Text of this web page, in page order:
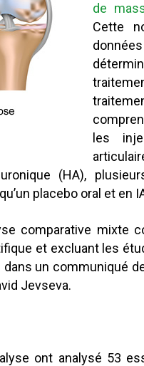
de
Cette
les
(HA),
placebo oral et en
comparative mixte
et excluant les
un communiqué
Jevseva.
ont analysé 53